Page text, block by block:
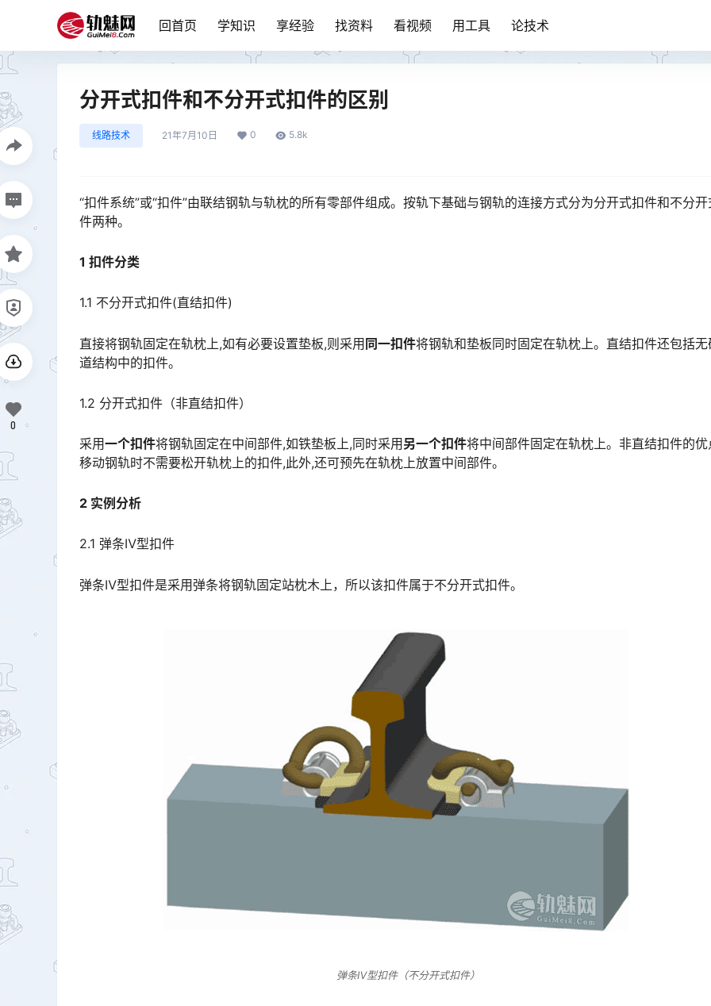
回首页 学知识 享经验 找资料 看视频 用工具 论技术
分开式扣件和不分开式扣件的区别
线路技术 21年7月10日 0 5.8k
“扣件系统”或“扣件”由联结钢轨与轨枕的所有零部件组成。按轨下基础与钢轨的连接方式分为分开式扣件和不分
件两种。
1 扣件分类
1.1 不分开式扣件(直结扣件)
直接将钢轨固定在轨枕上,如有必要设置垫板,则采用同一扣件将钢轨和垫板同时固定在轨枕上。直结扣件还包括无
道结构中的扣件。
1.2 分开式扣件（非直结扣件）
采用一个扣件将钢轨固定在中间部件,如铁垫板上,同时采用另一个扣件将中间部件固定在轨枕上。非直结扣件的优
移动钢轨时不需要松开轨枕上的扣件,此外,还可预先在轨枕上放置中间部件。
2 实例分析
2.1 弹条Ⅳ型扣件
弹条Ⅳ型扣件是采用弹条将钢轨固定站枕木上，所以该扣件属于不分开式扣件。
弹条Ⅳ型扣件（不分开式扣件）
0